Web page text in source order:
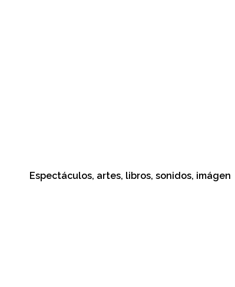
Espectáculos, artes, libros, sonidos, imágenes,